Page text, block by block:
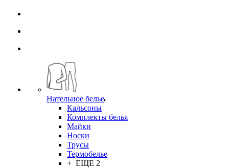
Нательное белье
Кальсоны
Комплекты белья
Майки
Носки
Трусы
Термобелье
+ ЕЩЕ 2